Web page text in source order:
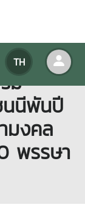
TH
สมเด็จ
ม
นนีพันปี
มงคล
พรรษา